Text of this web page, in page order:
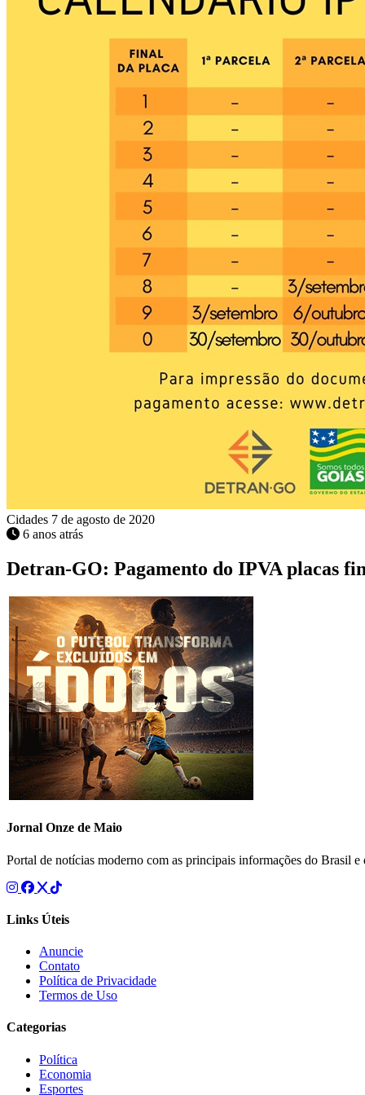
Cidades 7 de agosto de 2020
6 anos atrás
Detran-GO: Pagamento do IPVA placas
Jornal Onze de Maio
Portal de notícias moderno com as principais informações do Brasil e
Links Úteis
Anuncie
Contato
Política de Privacidade
Termos de Uso
Categorias
Política
Economia
Esportes